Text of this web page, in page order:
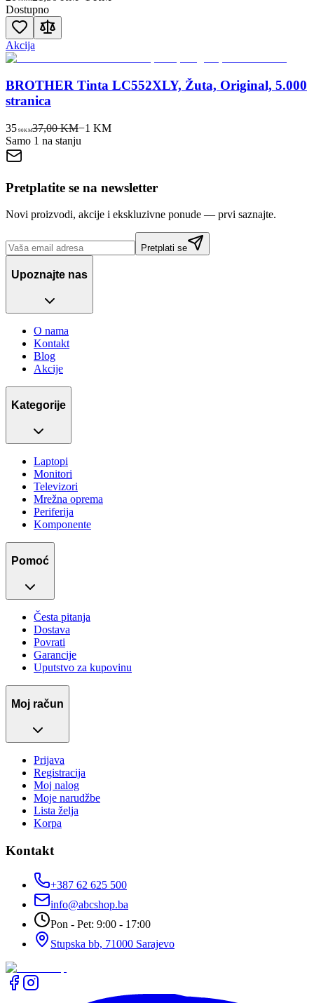
Dostupno
Akcija
BROTHER Tinta LC552XLY, Žuta, Original, 5.000
stranica
35 90KM37,00 KM−1 KM
Samo 1 na stanju
Pretplatite se na newsletter
Novi proizvodi, akcije i ekskluzivne ponude — prvi saznajte.
Pretplati se
Upoznajte nas
O nama
Kontakt
Blog
Akcije
Kategorije
Laptopi
Monitori
Televizori
Mrežna oprema
Periferija
Komponente
Pomoć
Česta pitanja
Dostava
Povrati
Garancije
Uputstvo za kupovinu
Moj račun
Prijava
Registracija
Moj nalog
Moje narudžbe
Lista želja
Korpa
Kontakt
+387 62 625 500
info@abcshop.ba
Pon - Pet: 9:00 - 17:00
Stupska bb, 71000 Sarajevo